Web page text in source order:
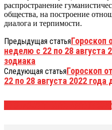
распространение
общества, на построение
диалога и терпимости.
Предыдущая статьяГороскоп
неделю с 22 по 28 августа
зодиака
Следующая статьяГороскоп
22 по 28 августа 2022 года